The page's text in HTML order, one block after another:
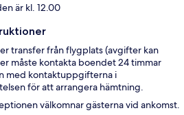
är kl. 12.00
transfer från flygplats (avgifter kan
måste kontakta boendet 24 timmar
med kontaktuppgifterna i
för att arrangera hämtning.
välkomnar gästerna vid ankomst.